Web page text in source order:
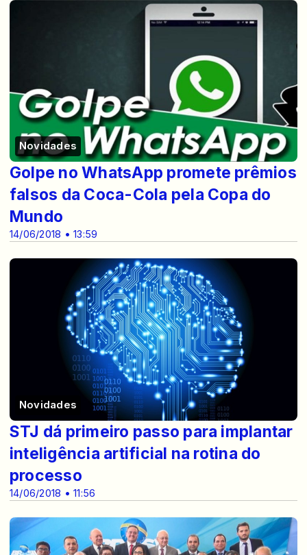
Novidades
14/06/2018 • 13:59
Golpe no WhatsApp promete prêmios
falsos da Coca-Cola pela Copa do
Mundo
Novidades
14/06/2018 • 11:56
STJ dá primeiro passo para implantar
inteligência artificial na rotina do
processo